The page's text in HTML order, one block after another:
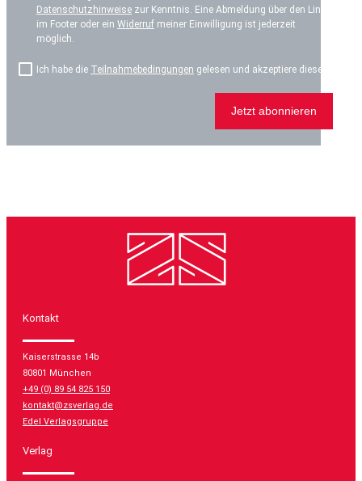
Datenschutzhinweisezur Kenntnis. Eine Abmeldung über den Link
im Footer oder ein Widerrufmeiner Einwilligung ist jederzeit
möglich.
Ich habe die Teilnahmebedingungen gelesen und akzeptiere diese.*
Kontakt
Kaiserstrasse 14b
80801 München
+49 (0) 89 54 825 150
kontakt@zsverlag.de
Edel Verlagsgruppe
Verlag